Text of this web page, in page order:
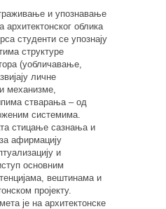
и упознавање
архитектонског облика
студенти се упознају
структуре
(уобличавање,
личне
механизме,
стварања – од
системима.
стицање сазнања и
афирмацију
и
основним
вештинама и
пројекту.
је на архитектонске